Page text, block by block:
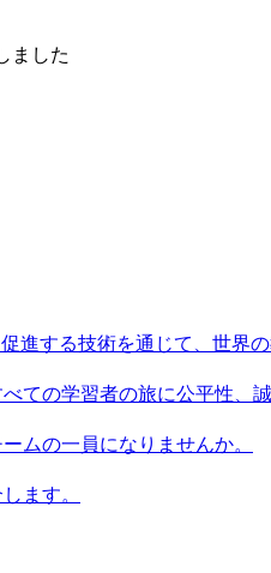
ました
進する技術を通じて、世界
ての学習者の旅に公平性、
ムの一員になりませんか。
ます。